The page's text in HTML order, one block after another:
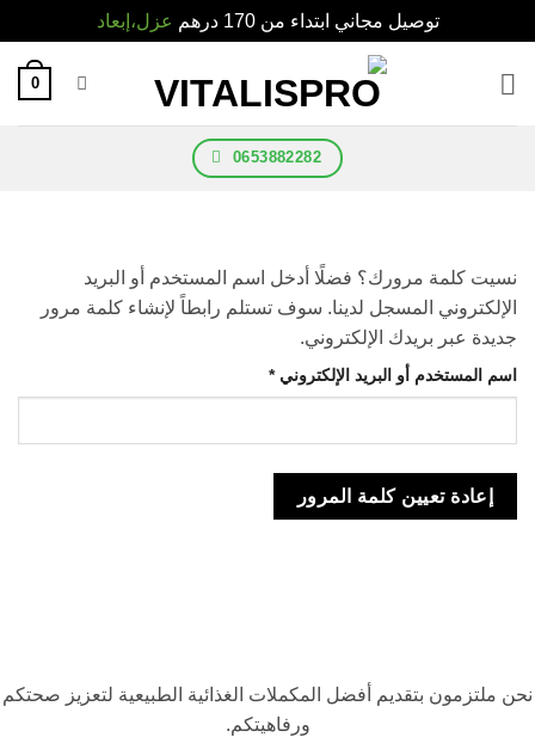
توصيل مجاني ابتداء من 170 درهم
عزل،إبعاد
0
0653882282
نسيت كلمة مرورك؟ فضلًا أدخل اسم المستخدم أو البريد
الإلكتروني المسجل لدينا. سوف تستلم رابطاً لإنشاء كلمة مرور
جديدة عبر بريدك الإلكتروني.
اسم المستخدم أو البريد الإلكتروني*
Required
إعادة تعيين كلمة المرور
نحن ملتزمون بتقديم أفضل المكملات الغذائية الطبيعية لتعزيز صحتكم
ورفاهيتكم.